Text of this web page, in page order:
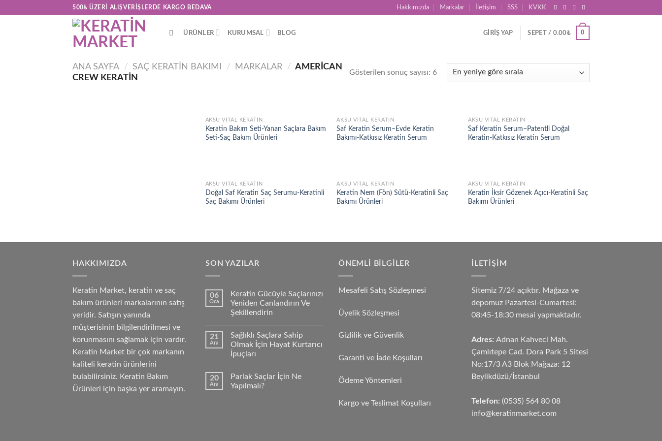
500₺ ÜZERI ALIŞVERIŞLERDE KARGO BEDAVA Hakkımızda Markalar İletişim SSS KVKK
ÜRÜNLER KURUMSAL BLOG GIRIŞ YAP SEPET / 0.00₺ 0
ANA SAYFA / SAÇ KERATİN BAKIMI / MARKALAR / AMERICAN
CREW KERATIN
Gösterilen sonuç sayısı: 6
Add to
AKSU VITAL KERATIN
Keratin Bakım Seti-Yanan Saçlara Bakım
Seti-Saç Bakım Ürünleri
Add to
AKSU VITAL KERATIN
Saf Keratin Serum–Evde Keratin
Bakımı-Katkısız Keratin Serum
Add to
wishlist
AKSU VITAL KERATIN
Saf Keratin Serum–Patentli Doğal
Keratin-Katkısız Keratin Serum
Add to
AKSU VITAL KERATIN
Doğal Saf Keratin Saç Serumu-Keratinli
Saç Bakımı Ürünleri
Add to
wishlist
AKSU VITAL KERATIN
Keratin Nem (Fön) Sütü-Keratinli Saç
Bakımı Ürünleri
Add to
AKSU VITAL KERATIN
Keratin İksir Gözenek Açıcı-Keratinli Saç
Bakımı Ürünleri
HAKKIMIZDA
Keratin Market, keratin ve saç
bakım ürünleri markalarının satış
yeridir. Satışın yanında
müşterisinin bilgilendirilmesi ve
korunmasını sağlamak için vardır.
Keratin Market bir çok markanın
kaliteli keratin ürünlerini
bulabilirsiniz. Keratin Bakım
Ürünleri için başka yer aramayın.
SON YAZILAR
06
Oca
Keratin Gücüyle Saçlarınızı
Yeniden Canlandırın Ve
Şekillendirin
21
Ara
Sağlıklı Saçlara Sahip
Olmak İçin Hayat Kurtarıcı
İpuçları
20
Ara
Parlak Saçlar İçin Ne
Yapılmalı?
ÖNEMLI BILGILER
Mesafeli Satış Sözleşmesi
Üyelik Sözleşmesi
Gizlilik ve Güvenlik
Garanti ve İade Koşulları
Ödeme Yöntemleri
Kargo ve Teslimat Koşulları
İLETIŞIM
Sitemiz 7/24 açıktır. Mağaza ve
depomuz Pazartesi-Cumartesi:
08:45-18:30 mesai yapmaktadır.
Adres: Adnan Kahveci Mah.
Çamlıtepe Cad. Dora Park 5 Sitesi
No:17/3 A3 Blok Mağaza: 12
Beylikdüzü/İstanbul
Telefon: (0535) 564 80 08
info@keratinmarket.com